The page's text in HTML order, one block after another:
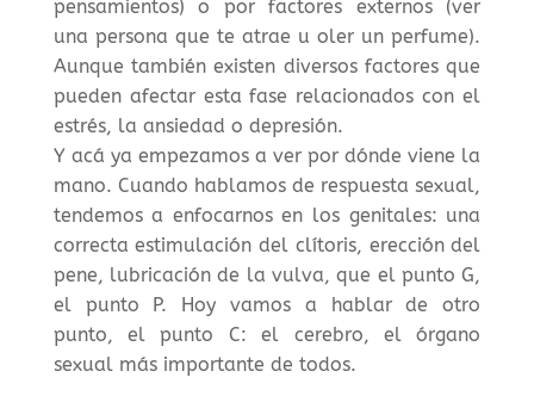
pensamientos) o por factores externos (ver
una persona que te atrae u oler un perfume).
Aunque también existen diversos factores que
pueden afectar esta fase relacionados con el
estrés, la ansiedad o depresión.
Y acá ya empezamos a ver por dónde viene la
mano. Cuando hablamos de respuesta sexual,
tendemos a enfocarnos en los genitales: una
correcta estimulación del clítoris, erección del
pene, lubricación de la vulva, que el punto G,
el punto P. Hoy vamos a hablar de otro
punto, el punto C: el cerebro, el órgano
sexual más importante de todos.